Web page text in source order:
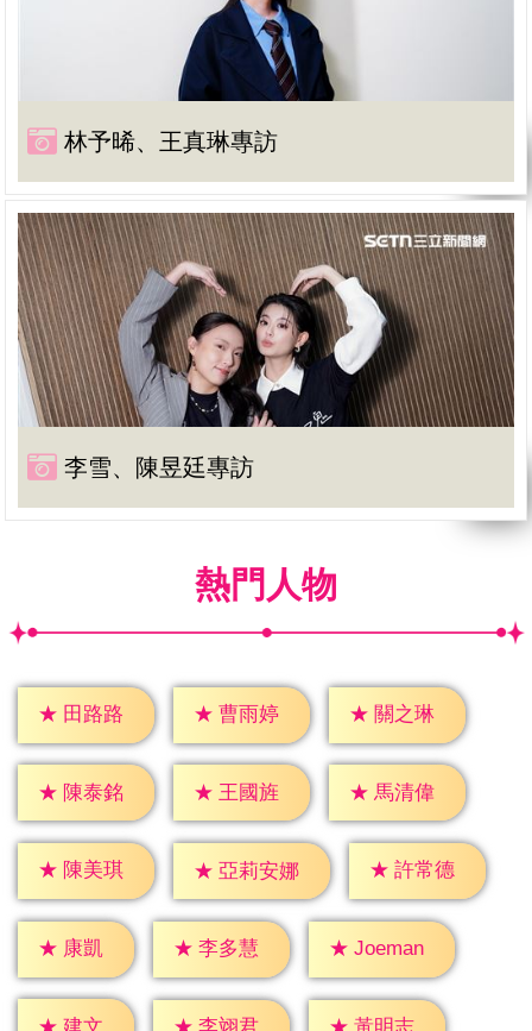
林予晞、王真琳專訪
李雪、陳昱廷專訪
熱門人物
★ 田路路 ★ 曹雨婷 ★ 關之琳
★ 陳泰銘 ★ 王國旌 ★ 馬清偉
★ 陳美琪 ★ 亞莉安娜 ★ 許常德
★ 康凱 ★ 李多慧 ★ Joeman